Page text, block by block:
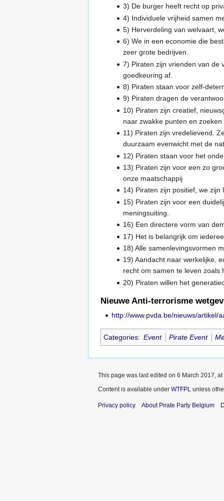
3) De burger heeft recht op
4) Individuele vrijheid samen
5) Herverdeling van welvaart,
6) We in een economie die
zeer grote bedrijven.
7) Piraten zijn vrienden van de
goedkeuring af.
8) Piraten staan voor zelf-
9) Piraten dragen de
10) Piraten zijn creatief,
naar zwakke punten en
11) Piraten zijn vredelievend.
duurzaam evenwicht met de
12) Piraten staan voor het
13) Piraten zijn voor een zo
onze maatschappij
14) Piraten zijn positief, we
15) Piraten zijn voor een
meningsuiting.
16) Een directere vorm van
17) Het is belangrijk om
18) Alle samenlevingsvormen
19) Aandacht naar werkelijke,
recht om samen te leven zoals
20) Piraten willen het
Nieuwe Anti-terrorisme
http://www.pvda.be/nieuws/
Categories: Event Pirate Event
This page was last edited on 6 March 2017, at
Content is available under WTFPL unless
Privacy policy About Pirate Party Belgium